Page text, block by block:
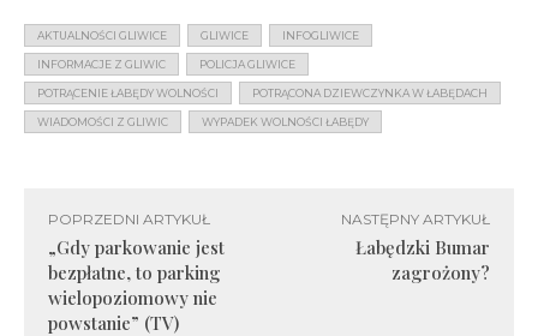
AKTUALNOŚCI GLIWICE GLIWICE INFOGLIWICE
INFORMACJE Z GLIWIC POLICJA GLIWICE
POTRĄCENIE ŁABĘDY WOLNOŚCI POTRĄCONA DZIEWCZYNKA W ŁABĘDACH
WIADOMOŚCI Z GLIWIC WYPADEK WOLNOŚCI ŁABĘDY
POPRZEDNI ARTYKUŁ
„Gdy parkowanie jest
bezpłatne, to parking
wielopoziomowy nie
powstanie” (TV)
NASTĘPNY ARTYKUŁ
Łabędzki Bumar
zagrożony?